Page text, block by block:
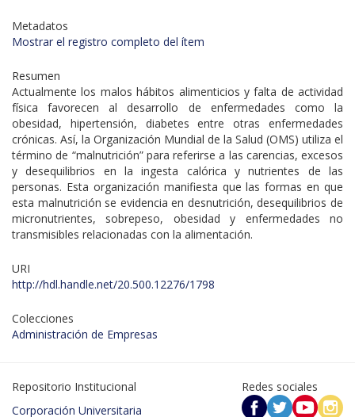
Metadatos
Mostrar el registro completo del ítem
Resumen
Actualmente los malos hábitos alimenticios y falta de actividad
física favorecen al desarrollo de enfermedades como la
obesidad, hipertensión, diabetes entre otras enfermedades
crónicas. Así, la Organización Mundial de la Salud (OMS) utiliza el
término de “malnutrición” para referirse a las carencias, excesos
y desequilibrios en la ingesta calórica y nutrientes de las
personas. Esta organización manifiesta que las formas en que
esta malnutrición se evidencia en desnutrición, desequilibrios de
micronutrientes, sobrepeso, obesidad y enfermedades no
transmisibles relacionadas con la alimentación.
URI
http://hdl.handle.net/20.500.12276/1798
Colecciones
Administración de Empresas
Repositorio Institucional
Corporación Universitaria
Redes sociales